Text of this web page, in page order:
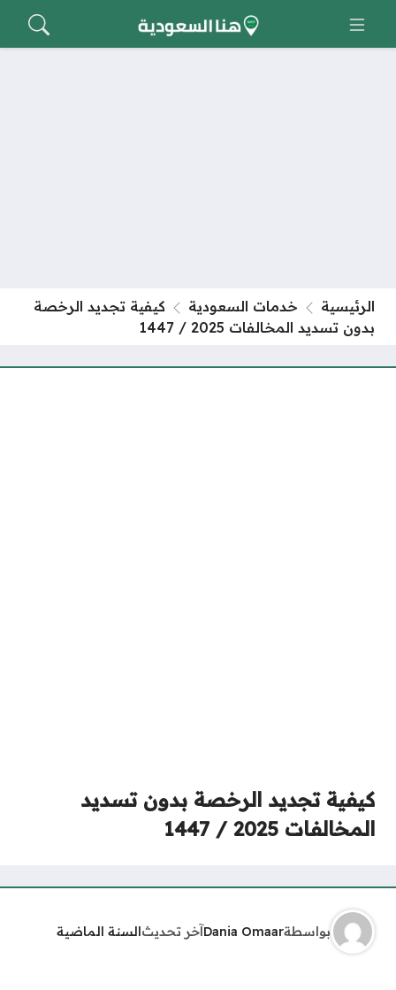
الرئيسية خدمات السعودية
كيفية تجديد الرخصة
بدون تسديد المخالفات 2025 / 1447
كيفية تجديد الرخصة بدون تسديد
المخالفات 2025 / 1447
بواسطةDania Omaarآخر تحديثالسنة الماضية